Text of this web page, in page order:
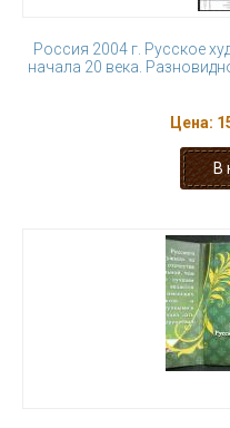
Россия 2004 г. Русское
начала 20 века.
Цена: